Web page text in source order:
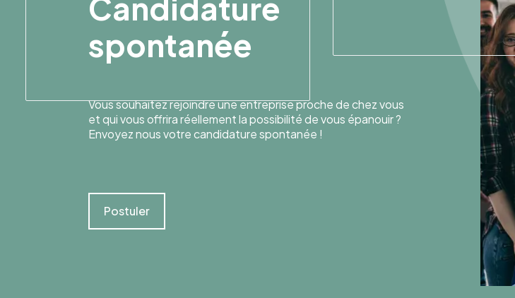
spontanée
Vous souhaitez rejoindre une entreprise proche de chez vous
et qui vous offrira réellement la possibilité de vous épanouir ?
Envoyez nous votre candidature spontanée !
Postuler